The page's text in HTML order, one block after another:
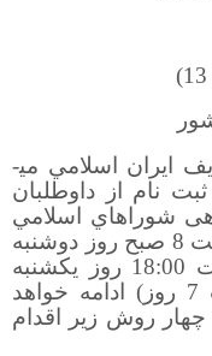
به آگاهي عموم ملت شريف ايران اسلامي مي­
پیرو اطلاعیه­ی شماره 4، ثبت نام از داوطلبان
شوراهاي اسلامي
روستا و تیره های عشایری از ساعت 8 صبح روز دوشنبه
مورخ 16/01/1400 آغاز و تا ساعت 18:00 روز یکشنبه
مورخ 22/01/1400 (جمعا به مدت 7 روز) ادامه خواهد
چهار روش زیر اقدام